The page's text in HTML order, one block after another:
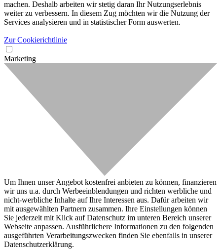
machen. Deshalb arbeiten wir stetig daran Ihr Nutzungserlebnis
weiter zu verbessern. In diesem Zug möchten wir die Nutzung der
Services analysieren und in statistischer Form auswerten.
Zur Cookierichtlinie
Marketing
Um Ihnen unser Angebot kostenfrei anbieten zu können, finanzieren
wir uns u.a. durch Werbeeinblendungen und richten werbliche und
nicht-werbliche Inhalte auf Ihre Interessen aus. Dafür arbeiten wir
mit ausgewählten Partnern zusammen. Ihre Einstellungen können
Sie jederzeit mit Klick auf Datenschutz im unteren Bereich unserer
Webseite anpassen. Ausführlichere Informationen zu den folgenden
ausgeführten Verarbeitungszwecken finden Sie ebenfalls in unserer
Datenschutzerklärung.